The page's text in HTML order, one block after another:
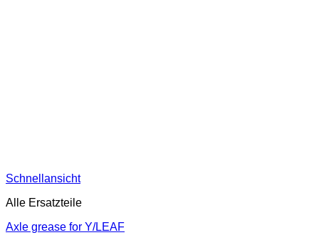
Schnellansicht
Alle Ersatzteile
Axle grease for Y/LEAF